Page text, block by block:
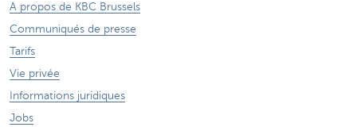
A propos de KBC Brussels
Communiqués de presse
Tarifs
Vie privée
Informations juridiques
Jobs